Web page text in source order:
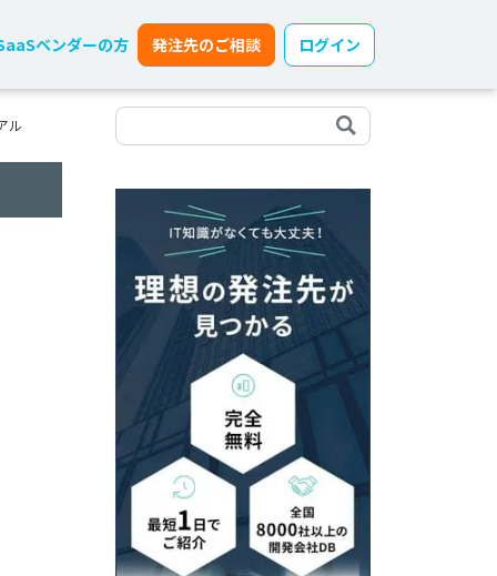
ベンダーの方 発注先のご相談 ログイン
ル